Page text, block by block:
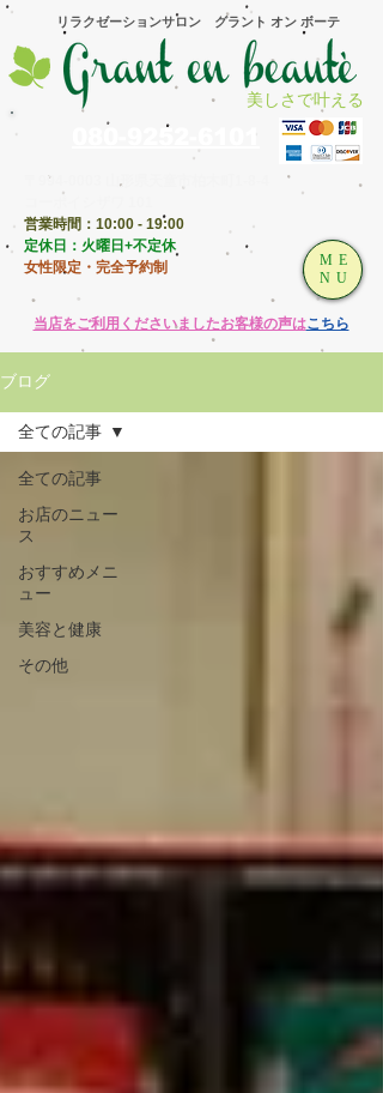
​リラクゼーションサロン グラント オン ボーテ
美しさで叶える
​当店をご利用くださいましたお客様の声はこちら
〒994-0003 山形県天童市柏木町1-8-4
営業時間：10:00 - 19:00
​定休日：火曜日+不定休
女性限定・完全予約制
ME
NU
ブログ
全ての記事
お店のニュー
ス
おすすめメニ
ュー
美容と健康
その他
全ての記事